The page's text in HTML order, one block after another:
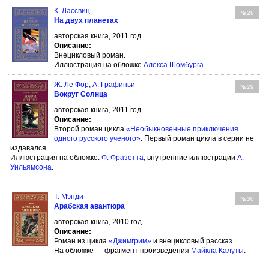
К. Лассвиц №28
На двух планетах
авторская книга, 2011 год
Описание:
Внецикловый роман.
Иллюстрация на обложке Алекса Шомбурга.
Ж. Ле Фор, А. Графиньи №29
Вокруг Солнца
авторская книга, 2011 год
Описание:
Второй роман цикла «Необыкновенные приключения
одного русского ученого». Первый роман цикла в серии не
издавался.
Иллюстрация на обложке: Ф. Фразетта; внутренние иллюстрации А.
Уильямсона.
Т. Мэнди №30
Арабская авантюра
авторская книга, 2010 год
Описание:
Роман из цикла «Джимгрим» и внецикловый рассказ.
На обложке — фрагмент произведения Майкла Калуты.